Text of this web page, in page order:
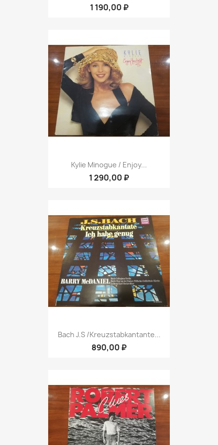
1 190,00 ₽
Kylie Minogue / Enjoy...
1 290,00 ₽
Bach J.S /Kreuzstabkantante...
890,00 ₽